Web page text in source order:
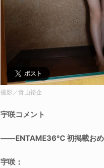
ポスト
撮影／青山裕企
宇咲コメント
――ENTAME36℃ 初掲載おめ
宇咲：